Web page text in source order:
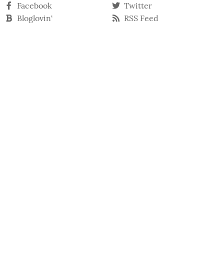
Facebook
Twitter
Bloglovin‘
RSS Feed